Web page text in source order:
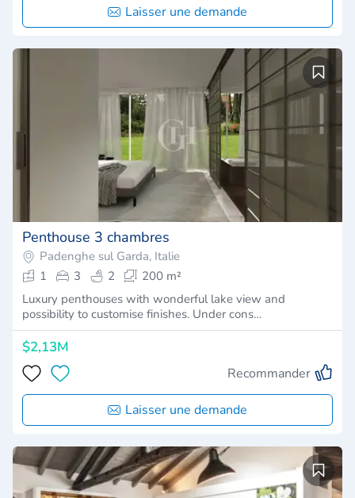
Laisser une demande
Penthouse 3 chambres
Padenghe sul Garda, Italie
1
3 2
200 m²
Luxury penthouses with wonderful lake view and
possibility to customise finishes. Under cons…
$2,13M
Recommander
Laisser une demande